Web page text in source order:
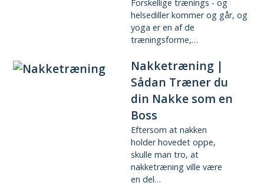
Forskellige trænings - og
helsediller kommer og går, og
yoga er en af de
træningsforme,…
Nakketræning |
Sådan Træner du
din Nakke som en
Boss
Eftersom at nakken
holder hovedet oppe,
skulle man tro, at
nakketræning ville være
en del…